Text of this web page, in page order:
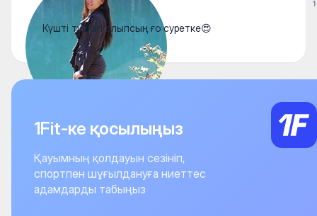
Күшті түсіріп алыпсың ғо суретке😍
1
1Fit-ке қосылыңыз
Қауымның қолдауын сезініп,
спортпен шұғылдануға ниеттес
адамдарды табыңыз